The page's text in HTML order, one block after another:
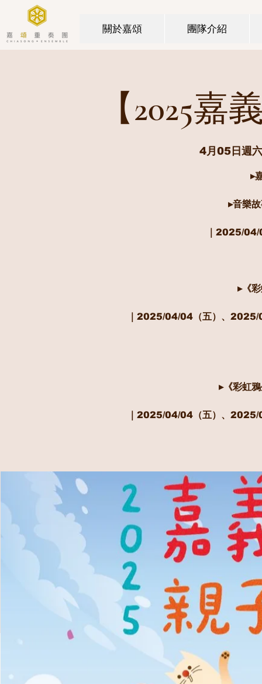
關於嘉頌 團隊介紹
【2025
4月05日週六
▸
▸音樂
｜2025/
▸《
｜2025/04/04（五）、
▸《彩虹
｜2025/04/04（五）、